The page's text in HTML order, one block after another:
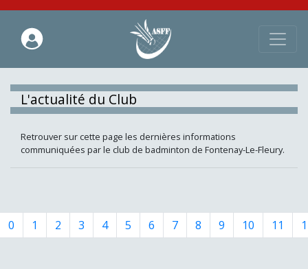
L'actualité du Club
Retrouver sur cette page les dernières informations
communiquées par le club de badminton de Fontenay-Le-Fleury.
0 1 2 3 4 5 6 7 8 9 10 11